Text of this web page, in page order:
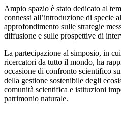
Ampio spazio è stato dedicato al
connessi all’introduzione di specie
approfondimento sulle strategie
diffusione e sulle prospettive di
La partecipazione al simposio, in
ricercatori da tutto il mondo, ha
occasione di confronto scientifico
della gestione sostenibile degli
comunità scientifica e istituzioni
patrimonio naturale.